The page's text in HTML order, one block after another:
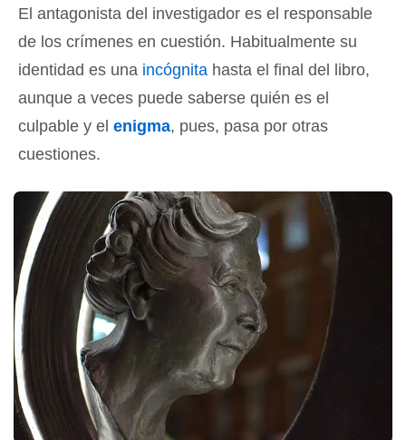
El antagonista del investigador es el responsable
de los crímenes en cuestión. Habitualmente su
identidad es una incógnita hasta el final del libro,
aunque a veces puede saberse quién es el
culpable y el enigma, pues, pasa por otras
cuestiones.